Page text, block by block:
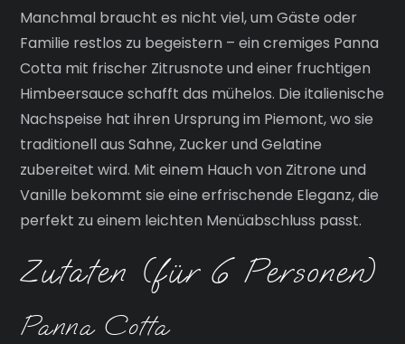
Manchmal braucht es nicht viel, um Gäste oder
Familie restlos zu begeistern – ein cremiges Panna
Cotta mit frischer Zitrusnote und einer fruchtigen
Himbeersauce schafft das mühelos. Die italienische
Nachspeise hat ihren Ursprung im Piemont, wo sie
traditionell aus Sahne, Zucker und Gelatine
zubereitet wird. Mit einem Hauch von Zitrone und
Vanille bekommt sie eine erfrischende Eleganz, die
perfekt zu einem leichten Menüabschluss passt.
Zutaten (für 6 Personen)
Panna Cotta